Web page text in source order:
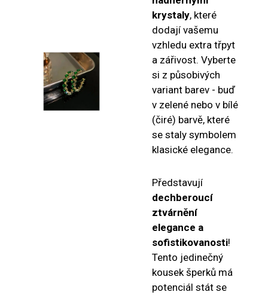
krystaly, které
dodají vašemu
vzhledu extra třpyt
a zářivost. Vyberte
si z působivých
variant barev - buď
v zelené nebo v bílé
(čiré) barvě, které
se staly symbolem
klasické elegance.
Představují
dechberoucí
ztvárnění
elegance a
sofistikovanosti!
Tento jedinečný
kousek šperků má
potenciál stát se